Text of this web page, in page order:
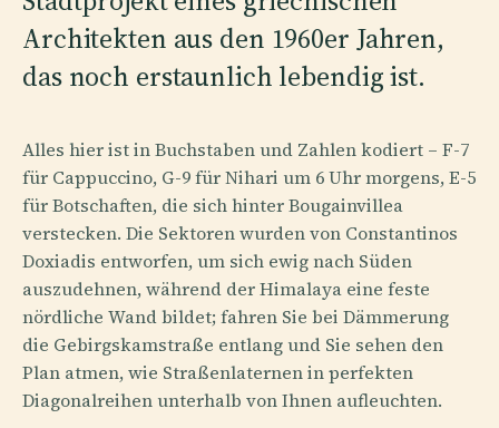
Architekten aus den 1960er Jahren,
das noch erstaunlich lebendig ist.
Alles hier ist in Buchstaben und Zahlen kodiert – F-7
für Cappuccino, G-9 für Nihari um 6 Uhr morgens, E-5
für Botschaften, die sich hinter Bougainvillea
verstecken. Die Sektoren wurden von Constantinos
Doxiadis entworfen, um sich ewig nach Süden
auszudehnen, während der Himalaya eine feste
nördliche Wand bildet; fahren Sie bei Dämmerung
die Gebirgskamstraße entlang und Sie sehen den
Plan atmen, wie Straßenlaternen in perfekten
Diagonalreihen unterhalb von Ihnen aufleuchten.